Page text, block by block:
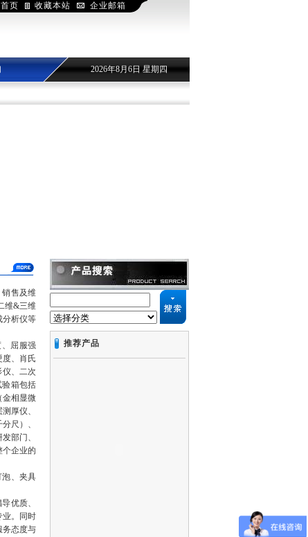
页 收藏本站 企业邮箱
2026年8月6日 星期四
销售及维
维&三维
分析仪等
屈服强
、肖氏
、二次
验箱包括
金相显微
厚仪、
尺）、
部门、
企业的
、夹具
优质、
业。同时
务态度与
推荐产品